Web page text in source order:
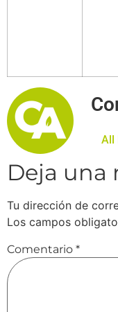
All
Deja una
Tu dirección de
Los campos
Comentario *